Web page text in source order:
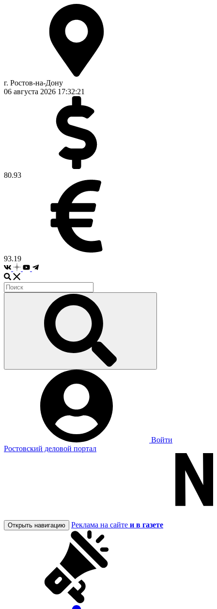
г. Ростов-на-Дону
06 августа 2026 17:32:21
80.93
93.19
Войти
Ростовский деловой портал
Открыть навигацию Реклама на сайте и в газете